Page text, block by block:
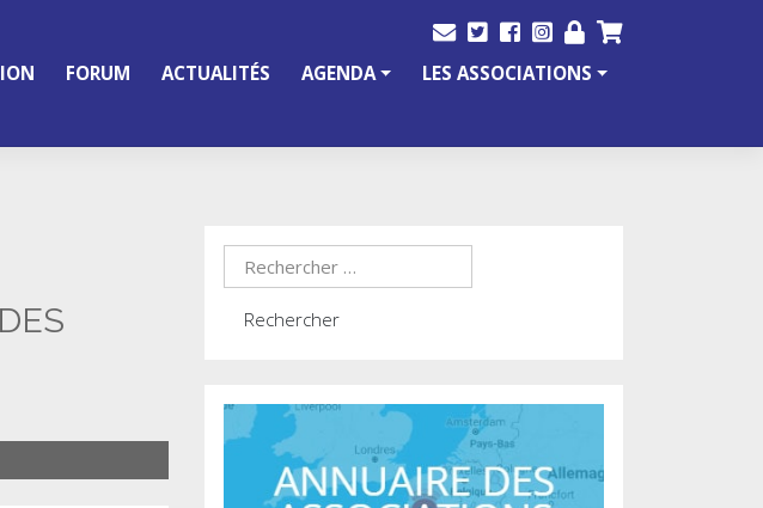
FORUM ACTUALITÉS AGENDA LES ASSOCIATIONS